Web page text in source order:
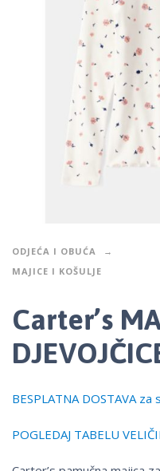
ODJEĆA I OBUĆA
MAJICE I KOŠULJE
Carter’s
BESPLATNA DOSTAVA
POGLEDAJ TABELU